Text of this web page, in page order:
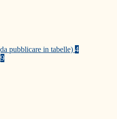
pubblicare in tabelle) 4
9